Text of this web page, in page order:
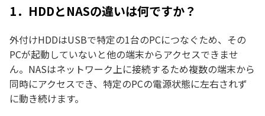
1．HDDとNASの違いは何ですか？
外付けHDDはUSBで特定の1台のPCにつなぐため、その
PCが起動していないと他の端末からアクセスできませ
ん。NASはネットワーク上に接続するため複数の端末から
同時にアクセスでき、特定のPCの電源状態に左右されず
に動き続けます。